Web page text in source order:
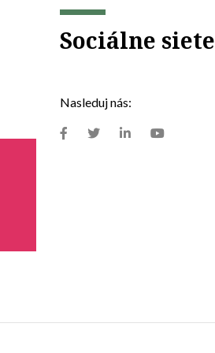
Sociálne siete
Nasleduj nás: